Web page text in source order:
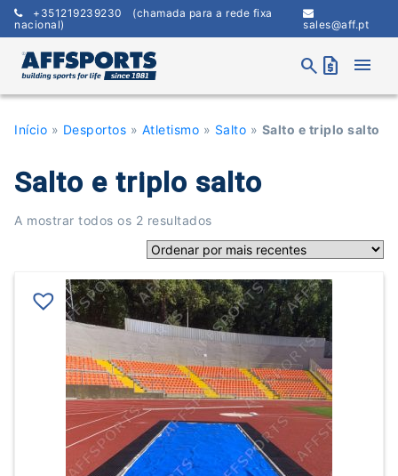
Skip
content
+351219239230 (chamada para a rede fixa
nacional)
sales@aff.pt
search request_quote menu
Início » Desportos » Atletismo » Salto » Salto e triplo salto
Salto e triplo salto
A mostrar todos os 2 resultadosOrdenado
mais
recentes